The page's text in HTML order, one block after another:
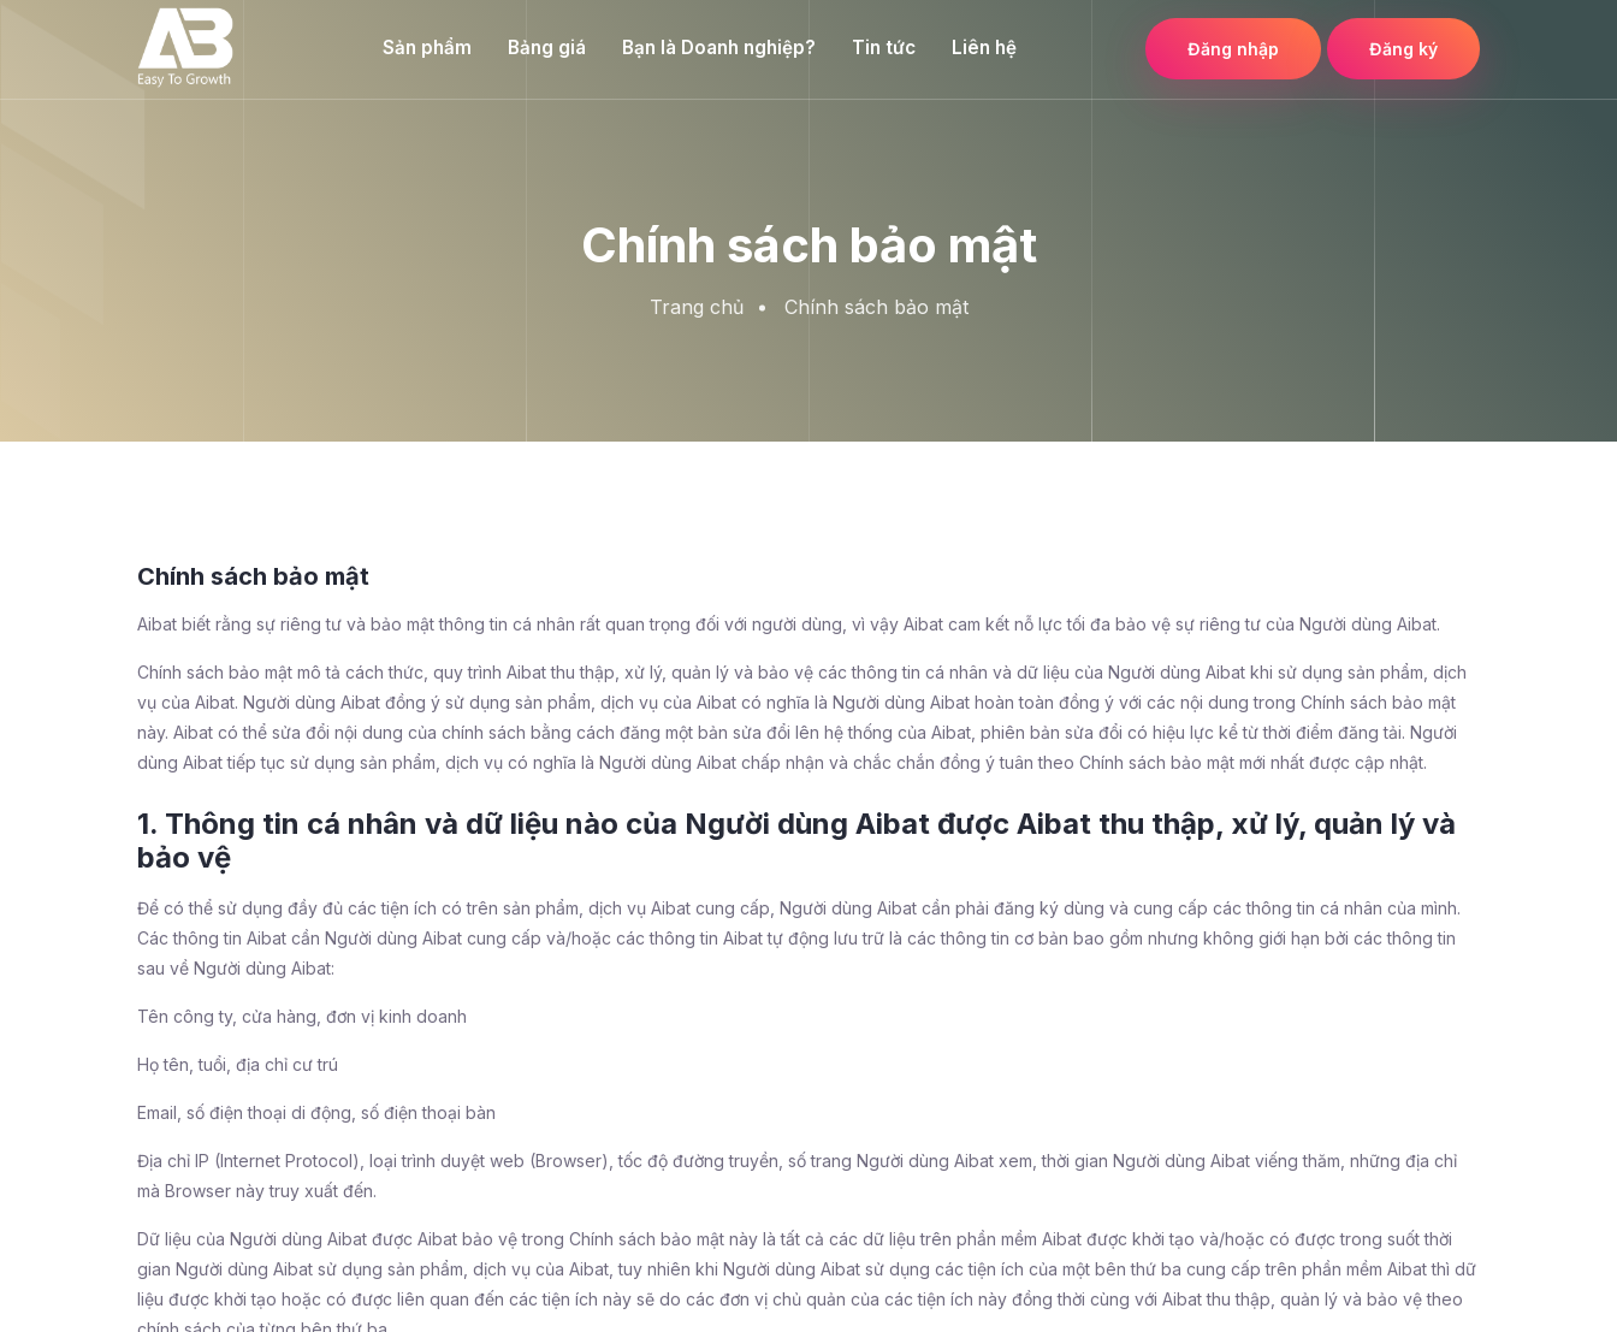
Sản phẩm Bảng giá Bạn là Doanh nghiệp? Tin tức Liên hệ Đăng nhập Đăng ký
Chính sách bảo mật
Trang chủ Chính sách bảo mật
Chính sách bảo mật
Aibat biết rằng sự riêng tư và bảo mật thông tin cá nhân rất quan trọng đối với người dùng, vì vậy Aibat cam kết nỗ lực tối đa bảo vệ sự riêng tư của Người dùng Aibat.
Chính sách bảo mật mô tả cách thức, quy trình Aibat thu thập, xử lý, quản lý và bảo vệ các thông tin cá nhân và dữ liệu của Người dùng Aibat khi sử dụng sản phẩm, dịch
vụ của Aibat. Người dùng Aibat đồng ý sử dụng sản phẩm, dịch vụ của Aibat có nghĩa là Người dùng Aibat hoàn toàn đồng ý với các nội dung trong Chính sách bảo mật
này. Aibat có thể sửa đổi nội dung của chính sách bằng cách đăng một bản sửa đổi lên hệ thống của Aibat, phiên bản sửa đổi có hiệu lực kể từ thời điểm đăng tải. Người
dùng Aibat tiếp tục sử dụng sản phẩm, dịch vụ có nghĩa là Người dùng Aibat chấp nhận và chắc chắn đồng ý tuân theo Chính sách bảo mật mới nhất được cập nhật.
1. Thông tin cá nhân và dữ liệu nào của Người dùng Aibat được Aibat thu thập, xử lý, quản lý và
bảo vệ
Để có thể sử dụng đầy đủ các tiện ích có trên sản phẩm, dịch vụ Aibat cung cấp, Người dùng Aibat cần phải đăng ký dùng và cung cấp các thông tin cá nhân của mình.
Các thông tin Aibat cần Người dùng Aibat cung cấp và/hoặc các thông tin Aibat tự động lưu trữ là các thông tin cơ bản bao gồm nhưng không giới hạn bởi các thông tin
sau về Người dùng Aibat:
Tên công ty, cửa hàng, đơn vị kinh doanh
Họ tên, tuổi, địa chỉ cư trú
Email, số điện thoại di động, số điện thoại bàn
Địa chỉ IP (Internet Protocol), loại trình duyệt web (Browser), tốc độ đường truyền, số trang Người dùng Aibat xem, thời gian Người dùng Aibat viếng thăm, những địa chỉ
mà Browser này truy xuất đến.
Dữ liệu của Người dùng Aibat được Aibat bảo vệ trong Chính sách bảo mật này là tất cả các dữ liệu trên phần mềm Aibat được khởi tạo và/hoặc có được trong suốt thời
gian Người dùng Aibat sử dụng sản phẩm, dịch vụ của Aibat, tuy nhiên khi Người dùng Aibat sử dụng các tiện ích của một bên thứ ba cung cấp trên phần mềm Aibat thì dữ
liệu được khởi tạo hoặc có được liên quan đến các tiện ích này sẽ do các đơn vị chủ quản của các tiện ích này đồng thời cùng với Aibat thu thập, quản lý và bảo vệ theo